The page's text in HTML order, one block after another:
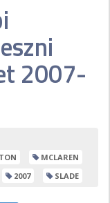
2007-
MCLAREN
2007
SLADE